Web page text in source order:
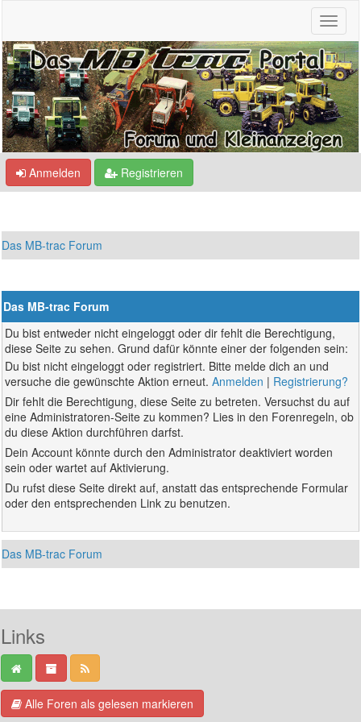
Anmelden Registrieren
Das MB-trac Forum
Das MB-trac Forum
Du bist entweder nicht eingeloggt oder dir fehlt die Berechtigung,
diese Seite zu sehen. Grund dafür könnte einer der folgenden sein:
Du bist nicht eingeloggt oder registriert. Bitte melde dich an und
versuche die gewünschte Aktion erneut.Anmelden | Registrierung?
Dir fehlt die Berechtigung, diese Seite zu betreten. Versuchst du auf
eine Administratoren-Seite zu kommen? Lies in den Forenregeln, ob
du diese Aktion durchführen darfst.
Dein Account könnte durch den Administrator deaktiviert worden
sein oder wartet auf Aktivierung.
Du rufst diese Seite direkt auf, anstatt das entsprechende Formular
oder den entsprechenden Link zu benutzen.
Das MB-trac Forum
Links
Alle Foren als gelesen markieren